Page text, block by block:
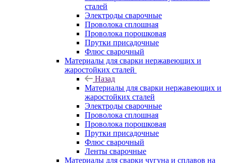
сталей
Электроды сварочные
Проволока сплошная
Проволока порошковая
Прутки присадочные
Флюс сварочный
Материалы для сварки нержавеющих и
жаростойких сталей
Назад
Материалы для сварки нержавеющих и
жаростойких сталей
Электроды сварочные
Проволока сплошная
Проволока порошковая
Прутки присадочные
Флюс сварочный
Ленты сварочные
Материалы для сварки чугуна и сплавов на